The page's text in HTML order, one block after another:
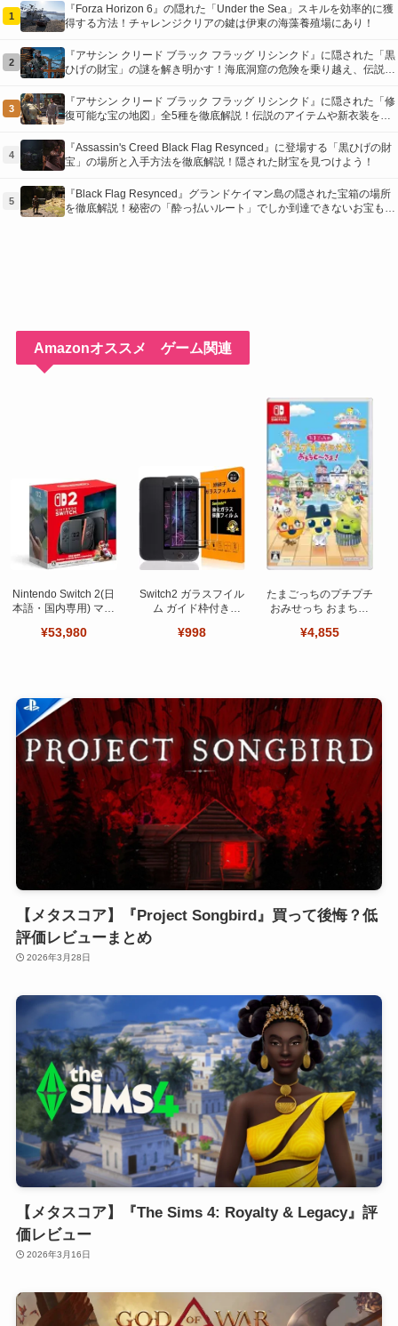
1
『Forza Horizon 6』の隠れた「Under the Sea」スキルを効率的に獲
得する方法！チャレンジクリアの鍵は伊東の海藻養殖場にあり！
2
『アサシン クリード ブラック フラッグ リシンクド』に隠された「黒
ひげの財宝」の謎を解き明かす！海底洞窟の危険を乗り越え、伝説の
3
『アサシン クリード ブラック フラッグ リシンクド』に隠された「修
復可能な宝の地図」全5種を徹底解説！伝説のアイテムや新衣装を手
4
『Assassin's Creed Black Flag Resynced』に登場する「黒ひげの財
宝」の場所と入手方法を徹底解説！隠された財宝を見つけよう！
5
『Black Flag Resynced』グランドケイマン島の隠された宝箱の場所
を徹底解説！秘密の「酔っ払いルート」でしか到達できないお宝も明
Amazonオススメ ゲーム関連
Nintendo Switch 2(日
本語・国内専用) マリ
ット
¥53,980
Switch2 ガラスフイル
ム ガイド枠付き
ット 日本旭硝子製-高
¥998
たまごっちのプチプチ
おみせっち おまちど
¥4,855
【メタスコア】『Project Songbird』買って後悔？低
評価レビューまとめ
2026年3月28日
【メタスコア】『The Sims 4: Royalty & Legacy』評
価レビュー
2026年3月16日